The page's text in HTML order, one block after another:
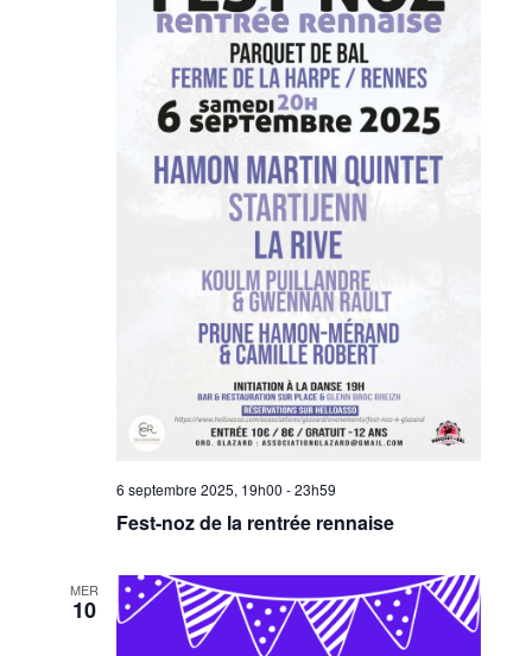
6 septembre 2025, 19h00 -23h59
Fest-noz de la rentrée rennaise
MER
10